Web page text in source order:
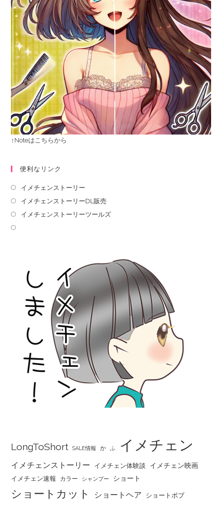
↑Noteはこちらから
便利なリンク
イメチェンストーリー
イメチェンストーリーDL販売
イメチェンストーリーツールズ
LongToShort SALE情報 か ふ イメチェン
イメチェンストーリー イメチェン体験談 イメチェン映画
イメチェン速報 カラー シャンプー ショート
ショートカット ショートヘア ショートボブ